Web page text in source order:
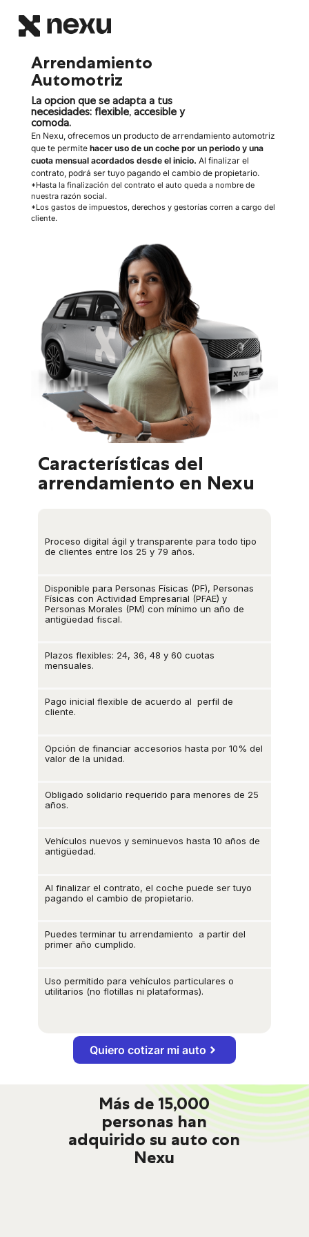
Arrendamiento
Automotriz
La opcion que se adapta a tus
necesidades: flexible, accesible y
comoda.
En Nexu, ofrecemos un producto de arrendamiento automotriz
que te permitehacer uso de un coche por un periodo y una
cuota mensual acordados desde el inicio. Al finalizar el
contrato, podrá ser tuyo pagando el cambio de propietario.
*Hasta la finalización del contrato el auto queda a nombre de
nuestra razón social.
*Los gastos de impuestos, derechos y gestorías corren a cargo del
cliente.
Características del
arrendamiento en Nexu
Proceso digital ágil y transparente para todo tipo
de clientes entre los 25 y 79 años.
Disponible para Personas Físicas (PF), Personas
Físicas con Actividad Empresarial (PFAE) y
Personas Morales (PM) con mínimo un año de
antigüedad fiscal.
Plazos flexibles: 24, 36, 48 y 60 cuotas
mensuales.
Pago inicial flexible de acuerdo al perfil de
cliente.
Opción de financiar accesorios hasta por 10% del
valor de la unidad.
Obligado solidario requerido para menores de 25
años.
Vehículos nuevos y seminuevos hasta 10 años de
antigüedad.
Al finalizar el contrato, el coche puede ser tuyo
pagando el cambio de propietario.
Puedes terminar tu arrendamiento a partir del
primer año cumplido.
Uso permitido para vehículos particulares o
utilitarios (no flotillas ni plataformas).
Quiero cotizar mi auto
Más de 15,000
personas han
adquirido su auto con
Nexu